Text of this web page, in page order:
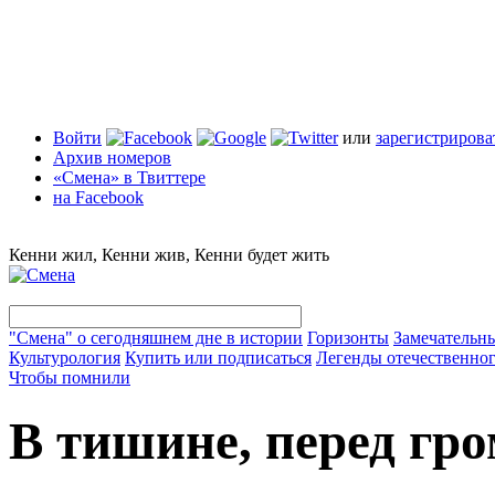
Войти или
Архив номеров
«Смена» в Твиттере
на Facebook
Кенни жил, Кенни жив, Кенни будет жить
"Смена" о сегодняшнем дне в истории Горизонты
Культурология Купить или подписаться Легенды
Чтобы помнили
В тишине, перед